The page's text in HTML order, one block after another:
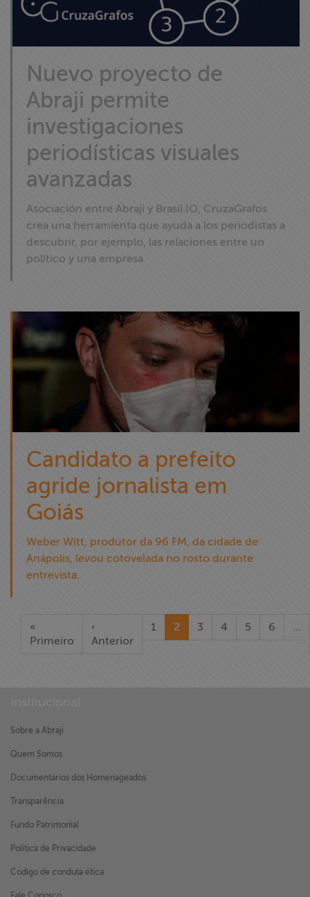
Nuevo proyecto de
Abraji permite
investigaciones
periodísticas visuales
avanzadas
Asociación entre Abraji y Brasil.IO, CruzaGrafos
crea una herramienta que ayuda a los periodistas a
descubrir, por ejemplo, las relaciones entre un
político y una empresa
Candidato a prefeito
agride jornalista em
Goiás
Weber Witt, produtor da 96 FM, da cidade de
Anápolis, levou cotovelada no rosto durante
entrevista.
«
Primeiro
‹
Anterior
1 2 3 4 5 6
Sobre a Abraji
Quem Somos
Documentários dos Homenageados
Transparência
Fundo Patrimonial
Política de Privacidade
Código de conduta ética